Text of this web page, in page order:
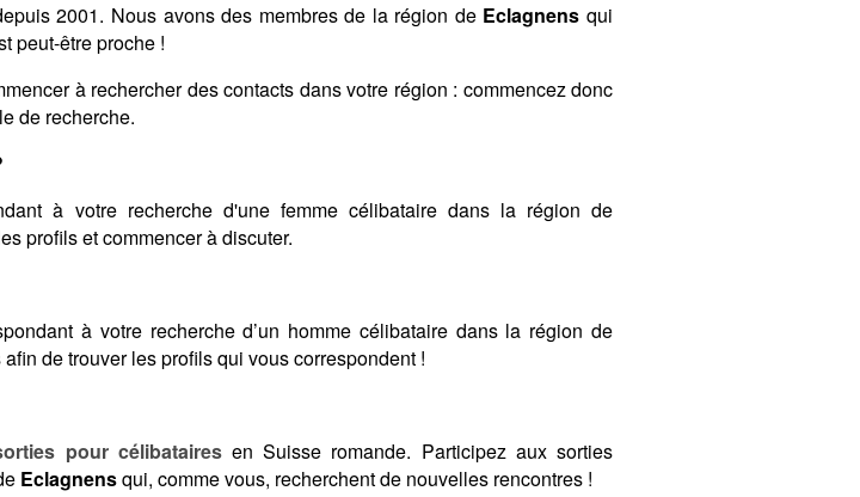
2001. Nous avons des membres de la région de Eclagnens qui
peut-être proche !
à rechercher des contacts dans votre région : commencez donc
de recherche.
à votre recherche d'une femme célibataire dans la région de
profils et commencer à discuter.
à votre recherche d’un homme célibataire dans la région de
de trouver les profils qui vous correspondent !
pour célibatairesen Suisse romande. Participez aux sorties
Eclagnensqui, comme vous, recherchent de nouvelles rencontres !